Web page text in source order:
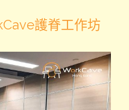
護脊工作坊